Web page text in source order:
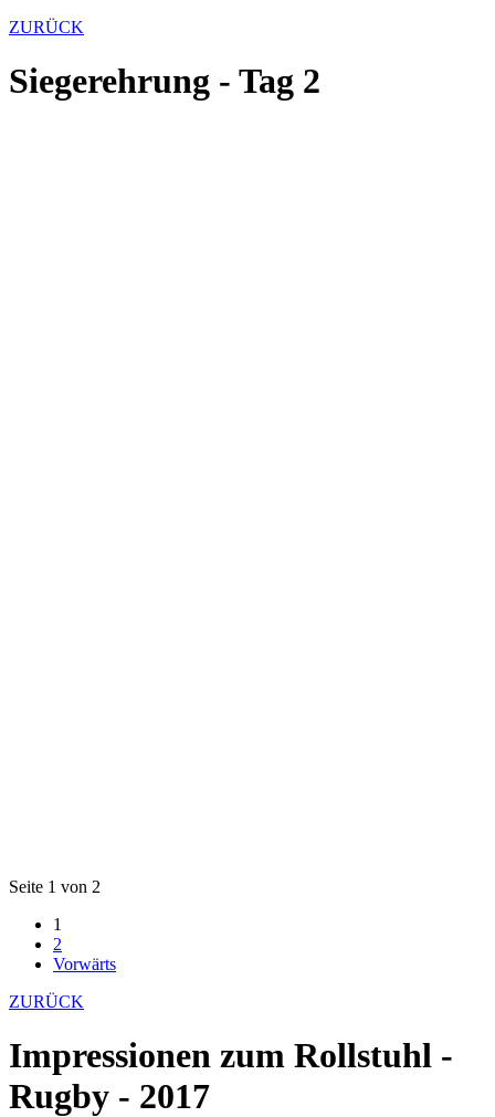
ZURÜCK
Siegerehrung - Tag 2
Seite 1 von 2
1
2
Vorwärts
ZURÜCK
Impressionen zum Rollstuhl -
Rugby - 2017